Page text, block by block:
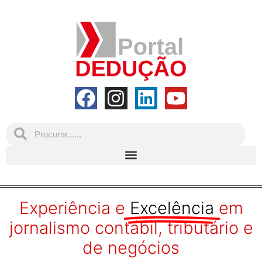
Experiência e Excelência em
jornalismo contábil, tributário e
de negócios